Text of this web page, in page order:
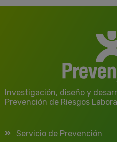
Investigación, diseño y
Prevención de Riesgos
Servicio de Prevención